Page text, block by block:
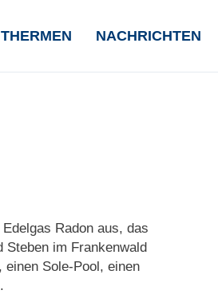
THERMEN NACHRICHTEN
Radon aus, das
Steben im Frankenwald
einen Sole-Pool, einen